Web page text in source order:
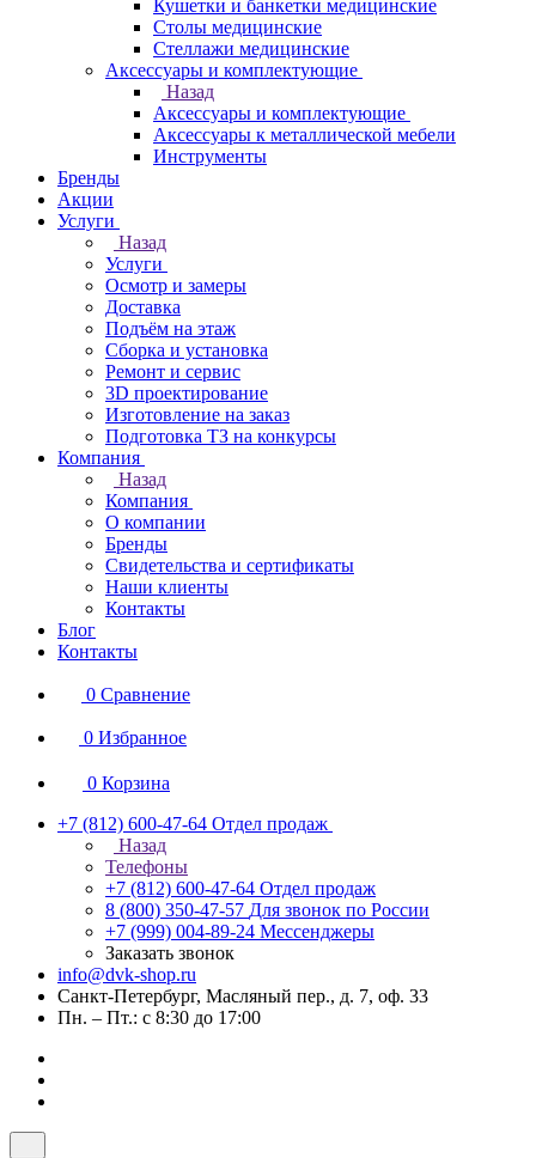
Кушетки и банкетки медицинские
Столы медицинские
Стеллажи медицинские
Аксессуары и комплектующие
Назад
Аксессуары и комплектующие
Аксессуары к металлической мебели
Инструменты
Бренды
Акции
Услуги
Назад
Услуги
Осмотр и замеры
Доставка
Подъём на этаж
Сборка и установка
Ремонт и сервис
3D проектирование
Изготовление на заказ
Подготовка ТЗ на конкурсы
Компания
Назад
Компания
О компании
Бренды
Свидетельства и сертификаты
Наши клиенты
Контакты
Блог
Контакты
0 Сравнение
0 Избранное
0 Корзина
+7 (812) 600-47-64 Отдел продаж
Назад
Телефоны
+7 (812) 600-47-64 Отдел продаж
8 (800) 350-47-57 Для звонок по России
+7 (999) 004-89-24 Мессенджеры
Заказать звонок
info@dvk-shop.ru
Санкт-Петербург, Масляный пер., д. 7, оф. 33
Пн. – Пт.: с 8:30 до 17:00